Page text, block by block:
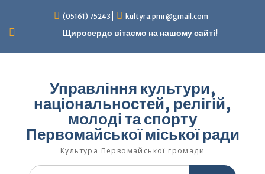
вмісту
(05161) 75243 kultyra.pmr@gmail.com
Щиросердо вітаємо на нашому сайті!
Управління культури,
національностей, релігій,
молоді та спорту
Первомайської міської ради
Культура Первомайcької громади
Шукати: